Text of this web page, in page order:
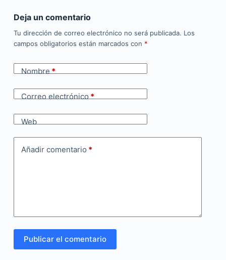
Deja un comentario
Tu dirección de correo electrónico no será publicada. Los
campos obligatorios están marcados con *
Nombre*
Correo electrónico*
Web
Añadir comentario *
Publicar el comentario